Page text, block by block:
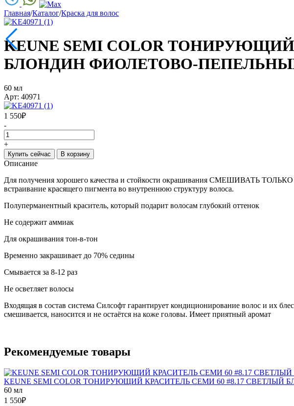
Главная/Каталог/Краска для волос
KEUNE SEMI COLOR
БЛОНДИН ФИОЛЕТОВО-
60 мл
Арт: 40971
1 550₽
-
+
Купить сейчас В корзину
Описание
Для получения хорошего качества и стойкости окрашивания СМЕШИВАТЬ
встраивание красящего пигмента во внутреннюю структуру волоса.
Полуперманентный краситель, который подарит волосам глубокий оттенок
Не содержит аммиак
Для окрашивания тон-в-тон
Временно закрашивает до 70% седины
Смывается за 8-12 раз
Не осветляет волосы
Входящая в состав система Силсофт гарантирует кондиционирование волос и их
смешивается, наносится и не остаётся на коже головы. Имеет приятный аромат
Рекомендуемые товары
KEUNE SEMI COLOR ТОНИРУЮЩИЙ КРАСИТЕЛЬ СЕМИ 60 #8.17
60 мл
1 550₽